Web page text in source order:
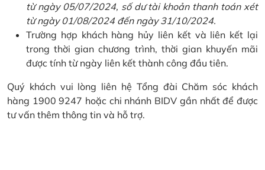
từ ngày 05/07/2024, số dư tài khoản thanh toán xét
từ ngày 01/08/2024 đến ngày 31/10/2024.
Trường hợp khách hàng hủy liên kết và liên kết lại
trong thời gian chương trình, thời gian khuyến mãi
được tính từ ngày liên kết thành công đầu tiên.
Quý khách vui lòng liên hệ Tổng đài Chăm sóc khách
hàng 1900 9247 hoặc chi nhánh BIDV gần nhất để được
tư vấn thêm thông tin và hỗ trợ.